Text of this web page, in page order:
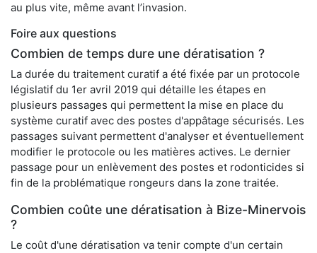
au plus vite, même avant l’invasion.
Foire aux questions
Combien de temps dure une dératisation ?
La durée du traitement curatif a été fixée par un protocole
législatif du 1er avril 2019 qui détaille les étapes en
plusieurs passages qui permettent la mise en place du
système curatif avec des postes d'appâtage sécurisés. Les
passages suivant permettent d'analyser et éventuellement
modifier le protocole ou les matières actives. Le dernier
passage pour un enlèvement des postes et rodonticides si
fin de la problématique rongeurs dans la zone traitée.
Combien coûte une dératisation à Bize-Minervois
?
Le coût d'une dératisation va tenir compte d'un certain